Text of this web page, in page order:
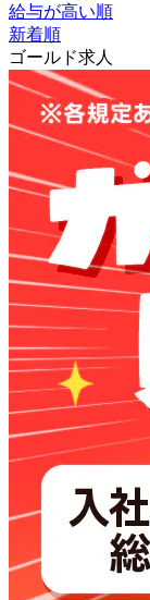
給与が高い順
新着順
ゴールド求人